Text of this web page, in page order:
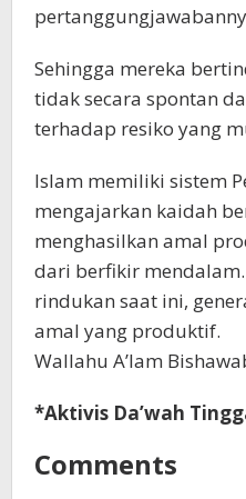
Sehingga mereka
tidak secara spontan
terhadap resiko yang
Islam memiliki sistem
mengajarkan kaidah
menghasilkan amal
dari berfikir
rindukan saat ini,
amal yang produktif.
Wallahu A’lam
*Aktivis Da’wah
Comments